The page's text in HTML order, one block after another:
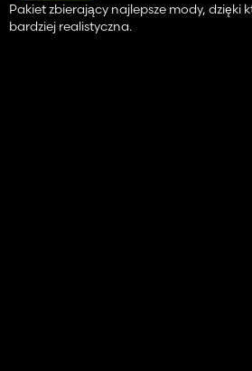
Pakiet zbierający najlepsze mody, dzięki
bardziej realistyczna.